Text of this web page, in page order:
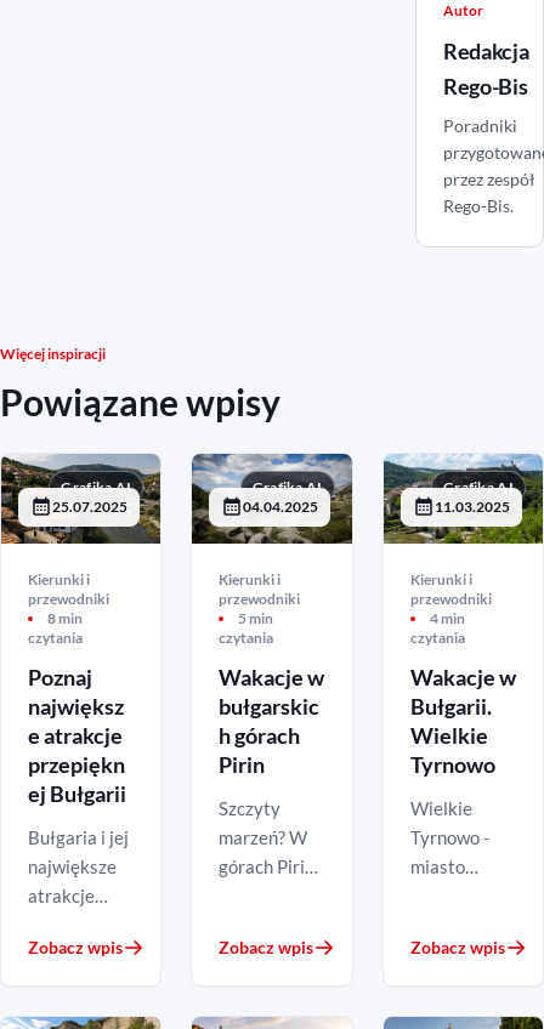
Autor
Redakcja
Rego-Bis
Poradniki
przez zespół
Rego-Bis.
Więcej inspiracji
Powiązane wpisy
Grafika AI
25.07.2025
Kierunki i
przewodniki
8 min
czytania
Poznaj
największ
e atrakcje
przepiękn
ej Bułgarii
Bułgaria i jej
największe
atrakcje
Bułgarii -
dlaczego
warto?
Zobacz wpis
Grafika AI
04.04.2025
Kierunki i
przewodniki
5 min
czytania
Wakacje w
bułgarskic
h górach
Pirin
Szczyty
marzeń? W
górach Pirin
szczytem gór
Bułgarii jest
Musała
Zobacz wpis
Grafika AI
11.03.2025
Kierunki i
przewodniki
4 min
czytania
Wakacje w
Bułgarii.
Wielkie
Tyrnowo
Wielkie
Tyrnowo -
miasto
Obecnie
Wielkie
Tyrnowo
Zobacz wpis